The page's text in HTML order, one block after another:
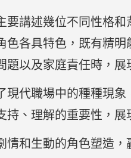
要講述幾位不同性格
色各具特色，既有精
以及家庭責任時，展
現代職場中的種種現
、理解的重要性，展
情和生動的角色塑造